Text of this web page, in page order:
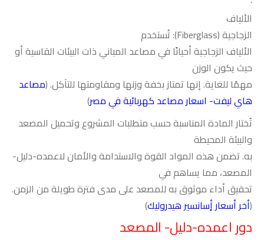
الألياف
الزجاجية(Fiberglass):
تُستخدم
الألياف الزجاجية أحيانًا في مصاعد المباني ذات البيئات القاسية أو
حيث يكون الوزن
مهمًا للغاية. إنها تمتاز بخفة وزنها ومقاومتها للتآكل.(مصاعد
هاي ليفت- اسعار مصاعد كهربائية في مصر)
تُختار المادة المناسبة حسب متطلبات المشروع وتحميل المصعد
والبيئة المحيطة
به. تضمن هذه المواد القوة والاستدامة والأمان لاعمده-دليل-
المصعد، مما يساهم في
تحقيق أداء موثوق به للمصعد على مدى فترة طويلة من الزمن.
(أخر أسعار أٍسانسير هيدروليك)
دور اعمده-دليل- المصعد